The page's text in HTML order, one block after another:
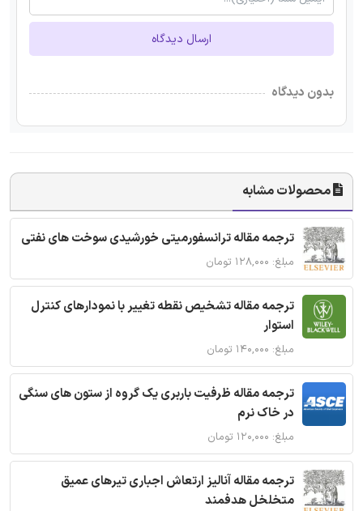
ارسال دیدگاه
بدون دیدگاه
محصولات مشابه
ترجمه مقاله ترانسفورمیتی خورشیدی سوخت های نفتی
مبلغ: ۱۲۸,۰۰۰ تومان
ترجمه مقاله تشخیص نقطه تغییر با نمودارهای کنترل
استوار
مبلغ: ۱۴۰,۰۰۰ تومان
ترجمه مقاله ظرفیت باربری یک گروه از ستون های سنگی
در خاک نرم
مبلغ: ۱۲۰,۰۰۰ تومان
ترجمه مقاله آنالیز ارتعاش اجباری تیرهای عمیق
متخلخل هدفمند